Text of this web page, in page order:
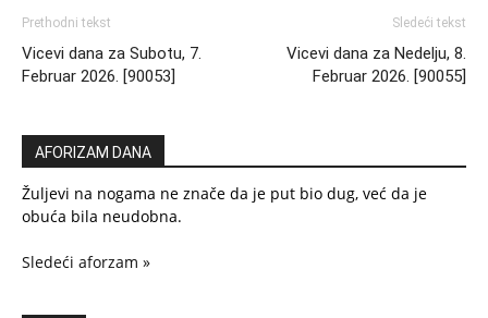
Prethodni tekst
Vicevi dana za Subotu, 7.
Februar 2026. [90053]
Sledeći tekst
Vicevi dana za Nedelju, 8.
Februar 2026. [90055]
AFORIZAM DANA
Žuljevi na nogama ne znače da je put bio dug, već da je
obuća bila neudobna.
Sledeći aforzam »